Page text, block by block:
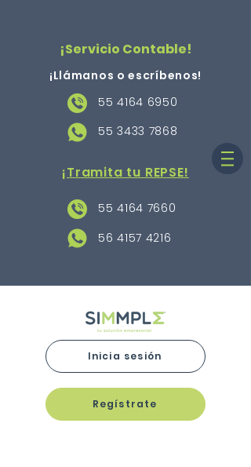
¡Servicio Contable!
¡Llámanos o escríbenos!
55 4164 6950
55 3433 7868
¡Tramita tu REPSE!
55 4164 7660
56 4157 4216
Inicia sesión
Regístrate